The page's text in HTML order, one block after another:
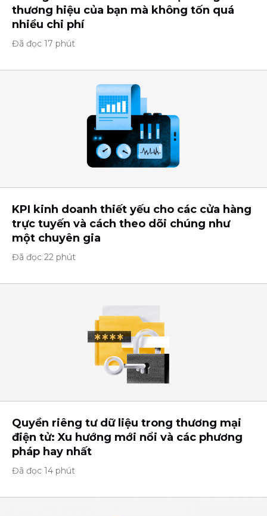
thương hiệu của bạn mà không tốn quá
nhiều chi phí
Đã đọc 17 phút
KPI kinh doanh thiết yếu cho các cửa hàng
trực tuyến và cách theo dõi chúng như
một chuyên gia
Đã đọc 22 phút
Quyền riêng tư dữ liệu trong thương mại
điện tử: Xu hướng mới nổi và các phương
pháp hay nhất
Đã đọc 14 phút